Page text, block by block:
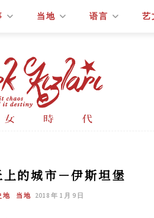
当地 语言 艺
的城市－伊斯坦堡
地 当地 2018 年 1 月 9 日